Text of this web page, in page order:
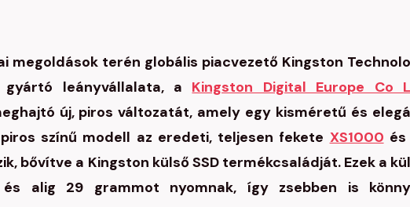
megoldások terén globális piacvezető Kingston
gyártó leányvállalata, a Kingston Digital Europe Co
új, piros változatát, amely egy kisméretű és
színű modell az eredeti, teljesen fekete XS1000
bővítve a Kingston külső SSD termékcsaládját. Ezek a
alig 29 grammot nyomnak, így zsebben is